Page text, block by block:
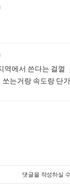
역에서 쓴다는 걸껄
는거랑 속도랑 단
댓글을 작성하실